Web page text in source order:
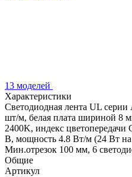
13 моделей
Характеристики
Светодиодная лента UL
шт/м, белая плата шириной
2400K, индекс
В, мощность 4.8 Вт/м (24 Вт
Мин.отрезок 100 мм, 6
Общие
Артикул